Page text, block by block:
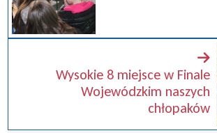
Wysokie 8 miejsce w Finale
Wojewódzkim naszych
chłopaków